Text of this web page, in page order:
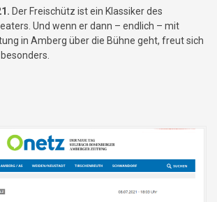
Der Freischütz ist ein Klassiker des
Und wenn er dann – endlich – mit
in Amberg über die Bühne geht, freut sich